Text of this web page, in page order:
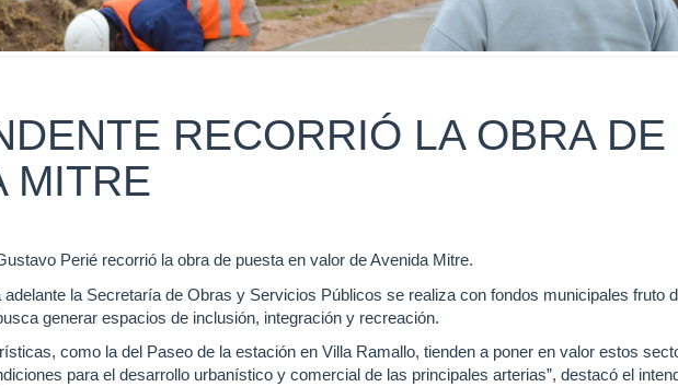
RECORRIÓ LA OBRA DE
MITRE
Perié recorrió la obra de puesta en valor de Avenida Mitre.
adelante la Secretaría de Obras y Servicios Públicos se realiza con fondos municipales fruto
generar espacios de inclusión, integración y recreación.
como la del Paseo de la estación en Villa Ramallo, tienden a poner en valor estos
para el desarrollo urbanístico y comercial de las principales arterias”, destacó el